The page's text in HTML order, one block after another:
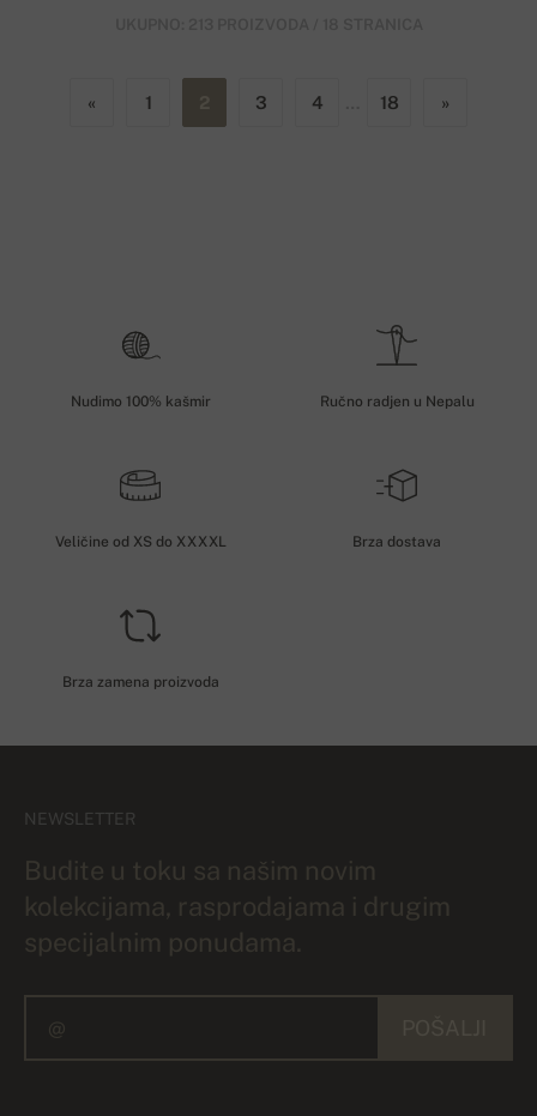
« 1 3 4 18 »
Nudimo 100% kašmir Ručno radjen u Nepalu
Veličine od XS do XXXXL Brza dostava
Brza zamena proizvoda
NEWSLETTER
Budite u toku sa našim novim
kolekcijama, rasprodajama i drugim
specijalnim ponudama.